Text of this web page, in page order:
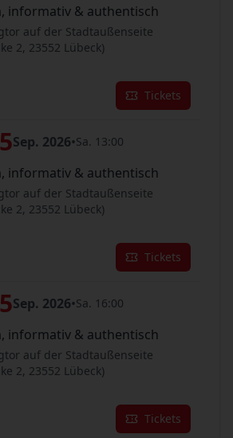
informativ & authentisch
auf der Stadtaußenseite
2, 23552 Lübeck)
Tickets
Sep. 2026•Sa. 13:00
informativ & authentisch
auf der Stadtaußenseite
2, 23552 Lübeck)
Tickets
Sep. 2026•Sa. 16:00
informativ & authentisch
auf der Stadtaußenseite
2, 23552 Lübeck)
Tickets